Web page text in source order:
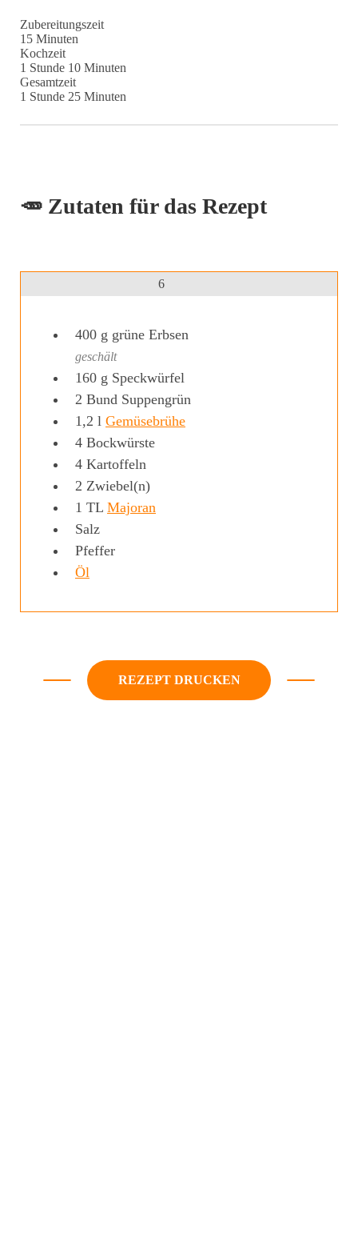
Zubereitungszeit
15Minuten
Minuten
Kochzeit
1 Stunde
Stunde 10Minuten
Minuten
Gesamtzeit
1 Stunde
Stunde 25Minuten
Minuten
🥕 Zutaten für das Rezept
6
400 g grüne Erbsen
geschält
160 g Speckwürfel
2 Bund Suppengrün
1,2 l Gemüsebrühe
4 Bockwürste
4 Kartoffeln
2 Zwiebel(n)
1 TL Majoran
Salz
Pfeffer
Öl
REZEPT DRUCKEN